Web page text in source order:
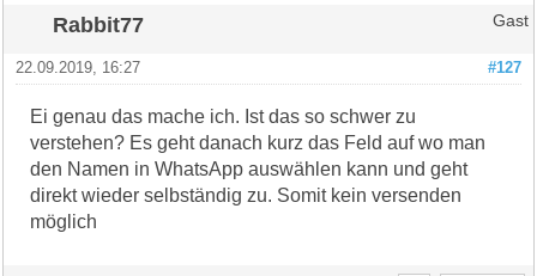
Rabbit77 Gast
#127
22.09.2019, 16:27
Ei genau das mache ich. Ist das so schwer zu
verstehen? Es geht danach kurz das Feld auf wo man
den Namen in WhatsApp auswählen kann und geht
direkt wieder selbständig zu. Somit kein versenden
möglich